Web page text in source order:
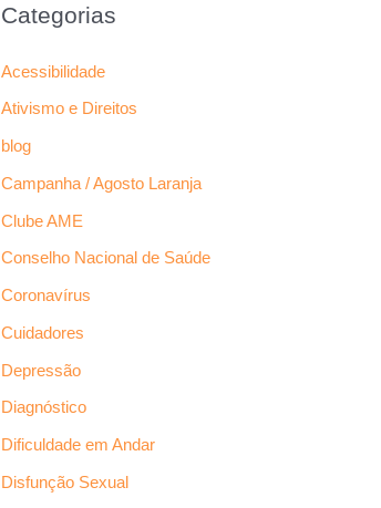
Categorias
Acessibilidade
Ativismo e Direitos
blog
Campanha / Agosto Laranja
Clube AME
Conselho Nacional de Saúde
Coronavírus
Cuidadores
Depressão
Diagnóstico
Dificuldade em Andar
Disfunção Sexual